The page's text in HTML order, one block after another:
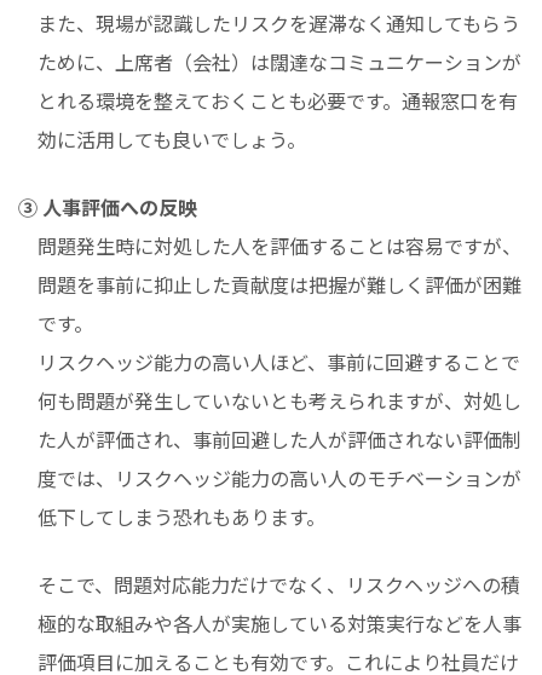
また、現場が認識したリスクを遅滞なく通知してもらう
ために、上席者（会社）は闊達なコミュニケーションが
とれる環境を整えておくことも必要です。通報窓口を有
効に活用しても良いでしょう。
③ 人事評価への反映
問題発生時に対処した人を評価することは容易ですが、
問題を事前に抑止した貢献度は把握が難しく評価が困難
です。
リスクヘッジ能力の高い人ほど、事前に回避することで
何も問題が発生していないとも考えられますが、対処し
た人が評価され、事前回避した人が評価されない評価制
度では、リスクヘッジ能力の高い人のモチベーションが
低下してしまう恐れもあります。
そこで、問題対応能力だけでなく、リスクヘッジへの積
極的な取組みや各人が実施している対策実行などを人事
評価項目に加えることも有効です。これにより社員だけ